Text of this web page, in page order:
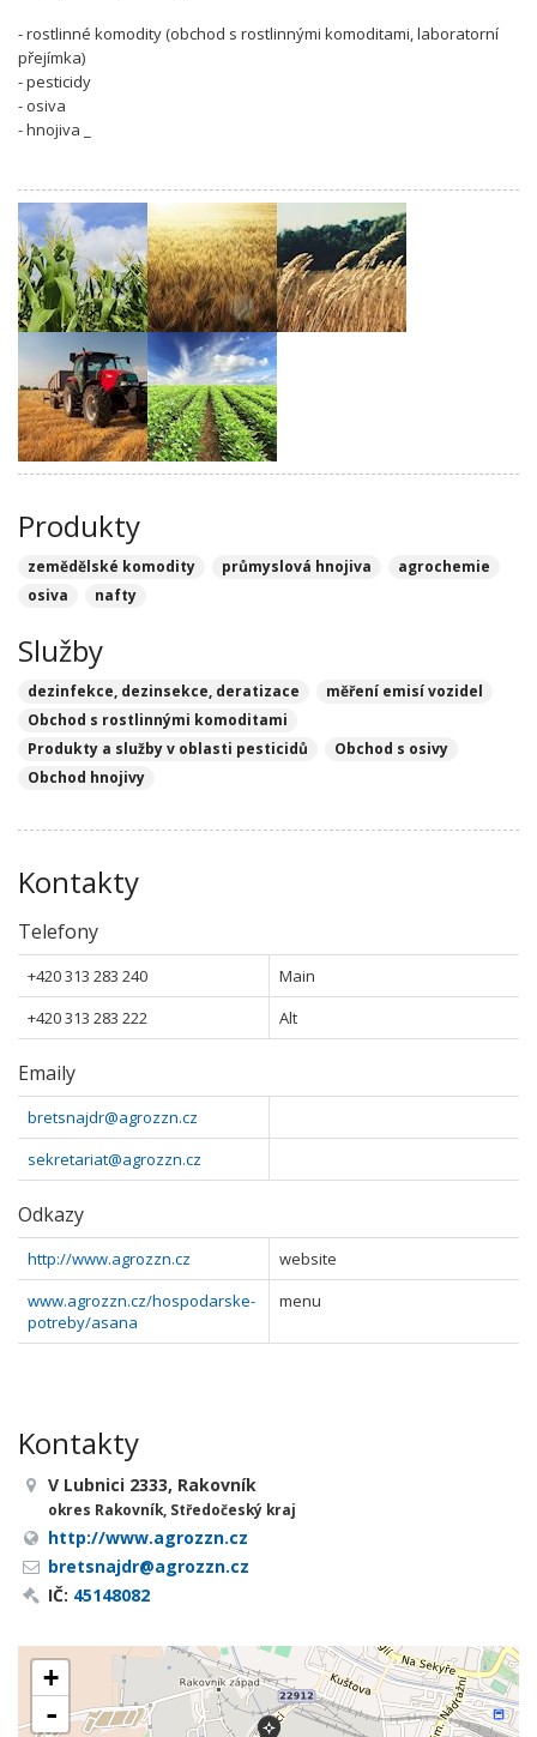
- rostlinné komodity (obchod s rostlinnými komoditami, laboratorní
přejímka)
- pesticidy
- osiva
- hnojiva _
Produkty
zemědělské komodity průmyslová hnojiva
agrochemie
osiva
nafty
Služby
dezinfekce, dezinsekce, deratizace
měření emisí vozidel
Obchod s rostlinnými komoditami
Produkty a služby v oblasti pesticidů
Obchod s osivy
Obchod hnojivy
Kontakty
Telefony
+420 313 283 240
Main
+420 313 283 222
Alt
Emaily
bretsnajdr@agrozzn.cz
sekretariat@agrozzn.cz
Odkazy
http://www.agrozzn.cz
website
www.agrozzn.cz/hospodarske-
potreby/asana
menu
Kontakty
V Lubnici 2333, Rakovník
okres Rakovník, Středočeský kraj
http://www.agrozzn.cz
bretsnajdr@agrozzn.cz
IČ: 45148082
+
-